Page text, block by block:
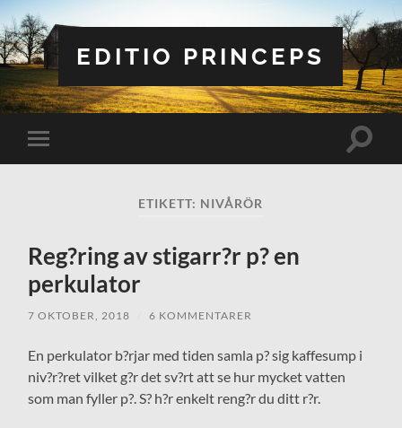
EDITIO PRINCEPS
Slå
på/av
Slå
ETIKETT: NIVÅRÖR
Reg?ring av stigarr?r p? en
perkulator
7 OKTOBER, 2018 6 KOMMENTARER
En perkulator b?rjar med tiden samla p? sig kaffesump i
niv?r?ret vilket g?r det sv?rt att se hur mycket vatten
som man fyller p?. S? h?r enkelt reng?r du ditt r?r.